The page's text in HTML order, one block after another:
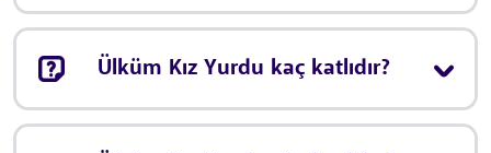
Ülküm Kız Yurdu kaç katlıdır?